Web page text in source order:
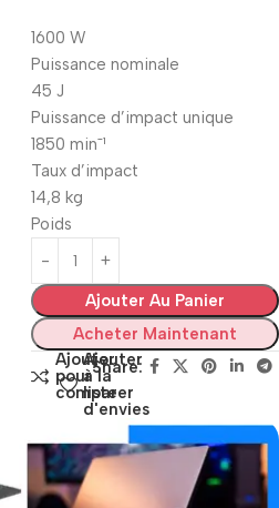
1600 W
Puissance nominale
45 J
Puissance d’impact unique
1850 minˉ¹
Taux d’impact
14,8 kg
Poids
Ajouter Au Panier
Acheter Maintenant
Ajouter
pour
comparer
Ajouter
à la
liste
d'envies
Share: